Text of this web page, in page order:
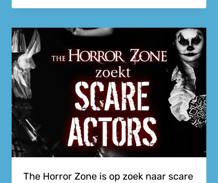
The Horror Zone is op zoek naar scare